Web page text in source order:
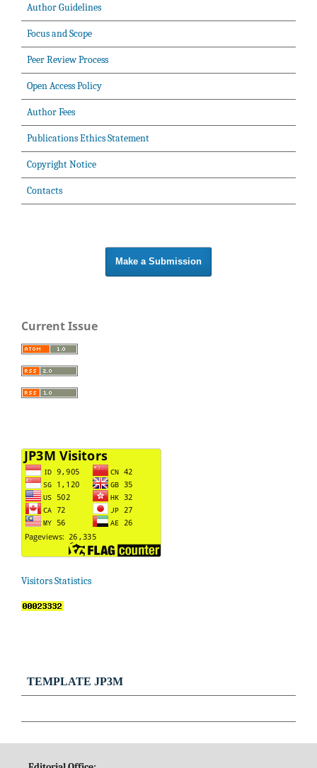
Author Guidelines
Focus and Scope
Peer Review Process
Open Access Policy
Author Fees
Publications Ethics Statement
Copyright Notice
Contacts
Make a Submission
Current Issue
Visitors Statistics
TEMPLATE JP3M